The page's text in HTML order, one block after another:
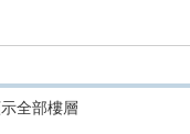
全部樓層